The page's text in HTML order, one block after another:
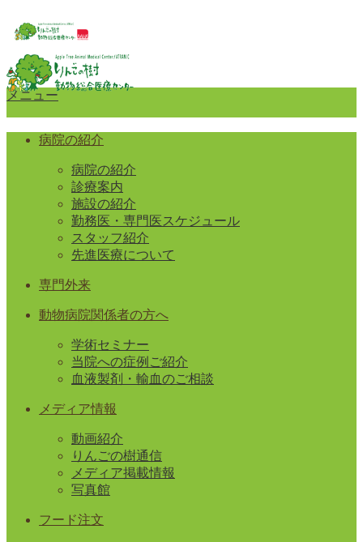
メニュー
病院の紹介
病院の紹介
診療案内
施設の紹介
勤務医・専門医スケジュール
スタッフ紹介
先進医療について
専門外来
動物病院関係者の方へ
学術セミナー
当院への症例ご紹介
血液製剤・輸血のご相談
メディア情報
動画紹介
りんごの樹通信
メディア掲載情報
写真館
フード注文